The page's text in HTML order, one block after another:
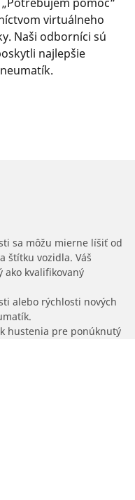
virtuálneho
Naši odborníci sú
najlepšie
sa môžu mierne líšiť od
štítku vozidla. Váš
ako kvalifikovaný
alebo rýchlosti nových
hustenia pre ponúknutý